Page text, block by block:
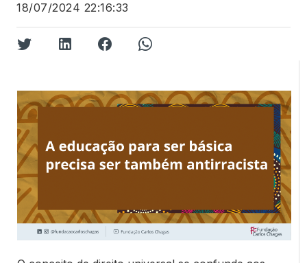
18/07/2024 22:16:33